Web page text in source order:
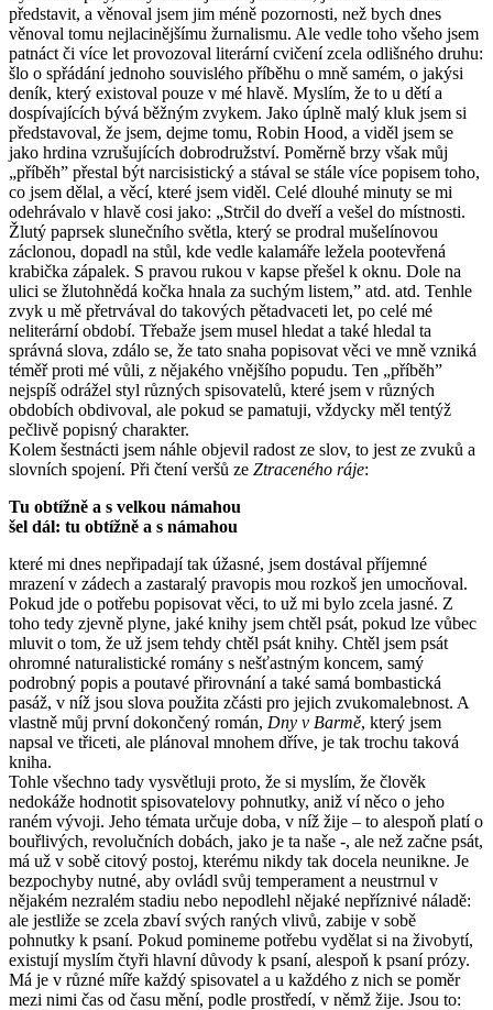
představit, a věnoval jsem jim méně pozornosti, než bych dnes
věnoval tomu nejlacinějšímu žurnalismu. Ale vedle toho všeho jsem
patnáct či více let provozoval literární cvičení zcela odlišného druhu:
šlo o spřádání jednoho souvislého příběhu o mně samém, o jakýsi
deník, který existoval pouze v mé hlavě. Myslím, že to u dětí a
dospívajících bývá běžným zvykem. Jako úplně malý kluk jsem si
představoval, že jsem, dejme tomu, Robin Hood, a viděl jsem se
jako hrdina vzrušujících dobrodružství. Poměrně brzy však můj
„příběh” přestal být narcisistický a stával se stále více popisem toho,
co jsem dělal, a věcí, které jsem viděl. Celé dlouhé minuty se mi
odehrávalo v hlavě cosi jako: „Strčil do dveří a vešel do místnosti.
Žlutý paprsek slunečního světla, který se prodral mušelínovou
záclonou, dopadl na stůl, kde vedle kalamáře ležela pootevřená
krabička zápalek. S pravou rukou v kapse přešel k oknu. Dole na
ulici se žlutohnědá kočka hnala za suchým listem,” atd. atd. Tenhle
zvyk u mě přetrvával do takových pětadvaceti let, po celé mé
neliterární období. Třebaže jsem musel hledat a také hledal ta
správná slova, zdálo se, že tato snaha popisovat věci ve mně vzniká
téměř proti mé vůli, z nějakého vnějšího popudu. Ten „příběh”
nejspíš odrážel styl různých spisovatelů, které jsem v různých
obdobích obdivoval, ale pokud se pamatuji, vždycky měl tentýž
pečlivě popisný charakter.
Kolem šestnácti jsem náhle objevil radost ze slov, to jest ze zvuků a
slovních spojení. Při čtení veršů ze Ztraceného ráje:
Tu obtížně a s velkou námahou
šel dál: tu obtížně a s námahou
které mi dnes nepřipadají tak úžasné, jsem dostával příjemné
mrazení v zádech a zastaralý pravopis mou rozkoš jen umocňoval.
Pokud jde o potřebu popisovat věci, to už mi bylo zcela jasné. Z
toho tedy zjevně plyne, jaké knihy jsem chtěl psát, pokud lze vůbec
mluvit o tom, že už jsem tehdy chtěl psát knihy. Chtěl jsem psát
ohromné naturalistické romány s nešťastným koncem, samý
podrobný popis a poutavé přirovnání a také samá bombastická
pasáž, v níž jsou slova použita zčásti pro jejich zvukomalebnost. A
vlastně můj první dokončený román, Dny v Barmě, který jsem
napsal ve třiceti, ale plánoval mnohem dříve, je tak trochu taková
kniha.
Tohle všechno tady vysvětluji proto, že si myslím, že člověk
nedokáže hodnotit spisovatelovy pohnutky, aniž ví něco o jeho
raném vývoji. Jeho témata určuje doba, v níž žije – to alespoň platí o
bouřlivých, revolučních dobách, jako je ta naše -, ale než začne psát,
má už v sobě citový postoj, kterému nikdy tak docela neunikne. Je
bezpochyby nutné, aby ovládl svůj temperament a neustrnul v
nějakém nezralém stadiu nebo nepodlehl nějaké nepříznivé náladě:
ale jestliže se zcela zbaví svých raných vlivů, zabije v sobě
pohnutky k psaní. Pokud pomineme potřebu vydělat si na živobytí,
existují myslím čtyři hlavní důvody k psaní, alespoň k psaní prózy.
Má je v různé míře každý spisovatel a u každého z nich se poměr
mezi nimi čas od času mění, podle prostředí, v němž žije. Jsou to: